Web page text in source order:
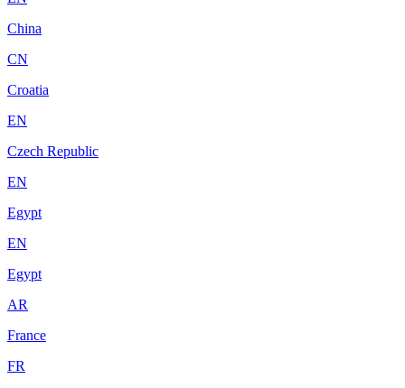
China
CN
Croatia
EN
Czech Republic
EN
Egypt
EN
Egypt
AR
France
FR